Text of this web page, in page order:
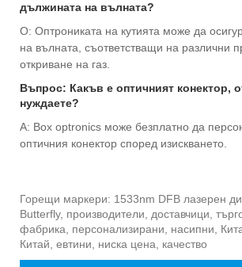
дължината на вълната?
О: Оптрониката на кутията може да
на вълната, съответстващи на различни
откриване на газ.
Въпрос: Какъв е оптичният конектор,
нуждаете?
A: Box optronics може безплатно да
оптичния конектор според изискването.
Горещи маркери: 1533nm DFB лазерен
Butterfly, производители, доставчици,
фабрика, персонализирани, насипни,
Китай, евтини, ниска цена, качество